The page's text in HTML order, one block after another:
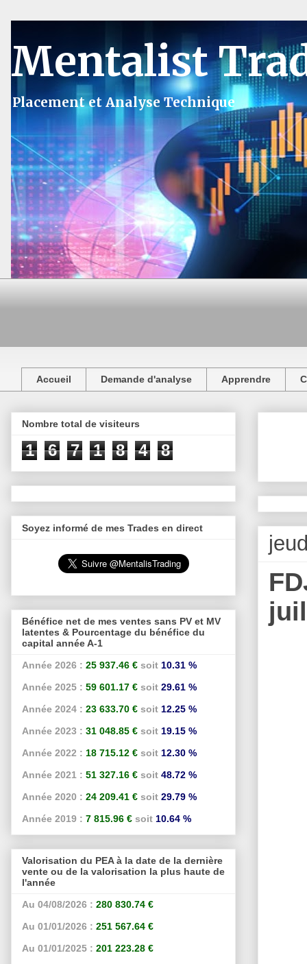
Mentalist
Placement et Analyse Technique
Accueil Demande d'analyse Apprendre
Nombre total de visiteurs
1 6 7 1 8 4 8
Soyez informé de mes Trades en direct
Bénéfice net de mes ventes sans PV et MV
latentes & Pourcentage du bénéfice du
capital année A-1
Année 2026 : 25 937.46 € soit 10.31 %
Année 2025 : 59 601.17 € soit 29.61 %
Année 2024 : 23 633.70 € soit 12.25 %
Année 2023 : 31 048.85 € soit 19.15 %
Année 2022 : 18 715.12 € soit 12.30 %
Année 2021 : 51 327.16 € soit 48.72 %
Année 2020 : 24 209.41 € soit 29.79 %
Année 2019 : 7 815.96 € soit 10.64 %
Valorisation du PEA à la date de la dernière
vente ou de la valorisation la plus haute de
l'année
Au 04/08/2026 : 280 830.74 €
Au 01/01/2026 : 251 567.64 €
Au 01/01/2025 : 201 223.28 €